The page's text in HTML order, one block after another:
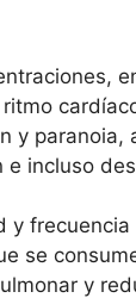
y paranoia,
incluso
y
se
y